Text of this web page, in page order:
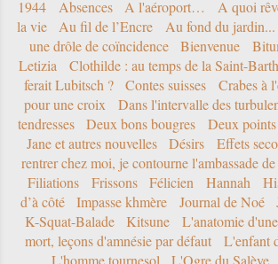
1944 Absences A l'aéroport… A quoi
la vie
Au fil de l’Encre Au fond du jardin...
une drôle de coïncidence
Bienvenue
Letizia
Clothilde : au temps de la Saint-
ferait Lubitsch ?
Contes suisses Crabes à
pour une croix
Dans l'intervalle des
tendresses
Deux bons bougres Deux
Jane et autres nouvelles
Désirs Effets
rentrer chez moi, je contourne l'ambassade
Filiations
Frissons Félicien Hannah
d’à côté
Impasse khmère Journal de Noé
K-Squat-Balade
Kitsune L'anatomie
mort, leçons d'amnésie par défaut
L'enfant
L'homme tournesol
L'Ogre du Salève